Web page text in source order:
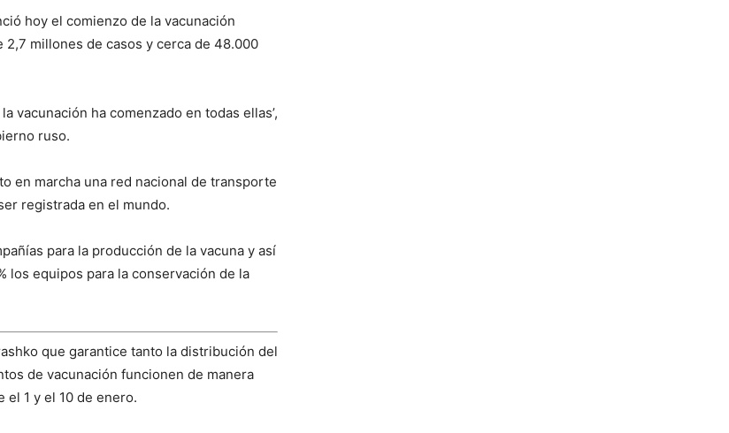
hoy el comienzo de la vacunación
2,7 millones de casos y cerca de 48.000
vacunación ha comenzado en todas ellas’,
ruso.
en marcha una red nacional de transporte
registrada en el mundo.
para la producción de la vacuna y así
los equipos para la conservación de la
que garantice tanto la distribución del
de vacunación funcionen de manera
1 y el 10 de enero.